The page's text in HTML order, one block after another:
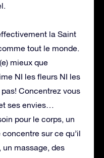
la Saint
tout le monde.
mieux que
NI les fleurs NI les
Concentrez vous
ses envies…
pour le corps, un
concentre sur ce qu’il
un massage, des